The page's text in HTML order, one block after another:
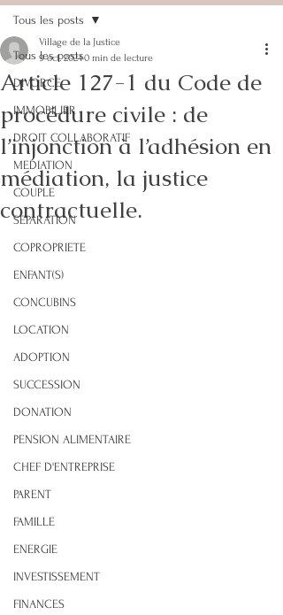
Tous les posts
DIVORCE
IMMOBILIER
DROIT COLLABORATIF
MEDIATION
COUPLE
SEPARATION
COPROPRIETE
ENFANT(S)
CONCUBINS
LOCATION
ADOPTION
SUCCESSION
DONATION
PENSION ALIMENTAIRE
CHEF D'ENTREPRISE
PARENT
FAMILLE
ENERGIE
INVESTISSEMENT
FINANCES
Tous les posts
Article 127-1 du Code de
procédure civile : de
l’injonction à l’adhésion en
médiation, la justice
contractuelle.
Village de la Justice
9 oct. 20240 min de lecture